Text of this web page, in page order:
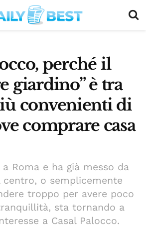
perché il
giardino” è tra
convenienti di
comprare casa
Roma e ha già messo da
centro, o semplicemente
troppo per avere poco
sta tornando a
a Casal Palocco.